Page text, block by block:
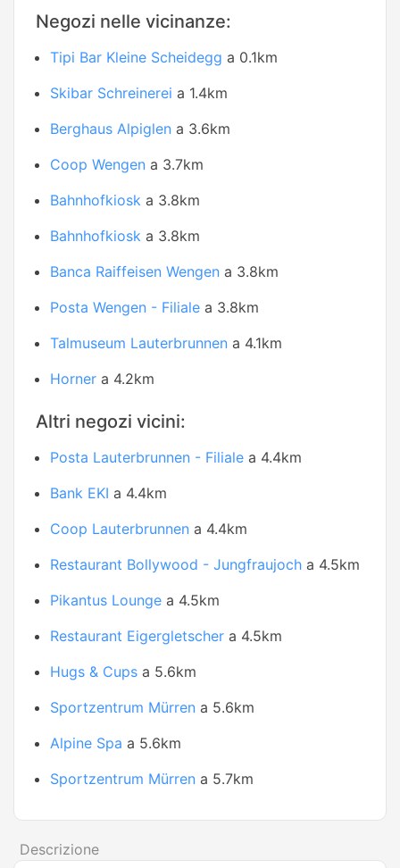
Negozi nelle vicinanze:
Tipi Bar Kleine Scheidegg a 0.1km
Skibar Schreinerei a 1.4km
Berghaus Alpiglen a 3.6km
Coop Wengen a 3.7km
Bahnhofkiosk a 3.8km
Bahnhofkiosk a 3.8km
Banca Raiffeisen Wengen a 3.8km
Posta Wengen - Filiale a 3.8km
Talmuseum Lauterbrunnen a 4.1km
Horner a 4.2km
Altri negozi vicini:
Posta Lauterbrunnen - Filiale a 4.4km
Bank EKI a 4.4km
Coop Lauterbrunnen a 4.4km
Restaurant Bollywood - Jungfraujoch a 4.5km
Pikantus Lounge a 4.5km
Restaurant Eigergletscher a 4.5km
Hugs & Cups a 5.6km
Sportzentrum Mürren a 5.6km
Alpine Spa a 5.6km
Sportzentrum Mürren a 5.7km
Descrizione